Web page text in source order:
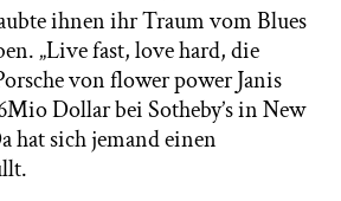
ihnen ihr Traum vom Blues
„Live fast, love hard, die
von flower power Janis
Dollar bei Sotheby’s in New
hat sich jemand einen